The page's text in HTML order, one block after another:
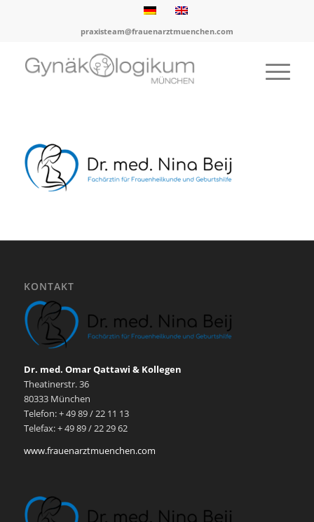
praxisteam@frauenarztmuenchen.com
KONTAKT
Dr. med. Omar Qattawi & Kollegen
Theatinerstr. 36
80333 München
Telefon: + 49 89 / 22 11 13
Telefax: + 49 89 / 22 29 62
www.frauenarztmuenchen.com